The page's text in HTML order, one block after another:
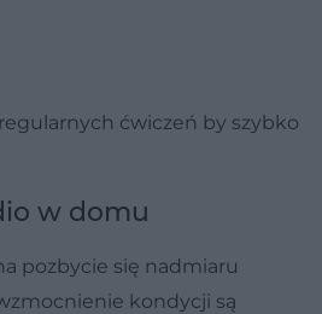
ćwiczeń by szybko
w domu
pozbycie się nadmiaru
kondycji są